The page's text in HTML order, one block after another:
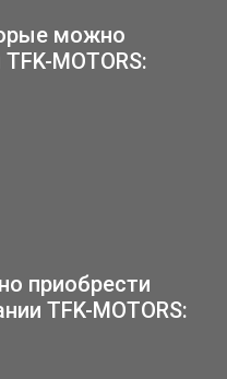
можно
MOTORS:
приобрести
TFK-MOTORS: